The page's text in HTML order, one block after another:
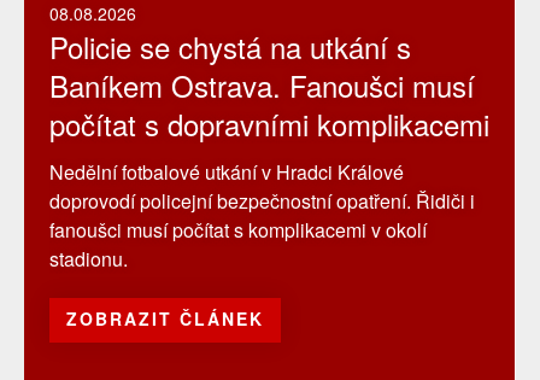
08.08.2026
Policie se chystá na utkání s
Baníkem Ostrava. Fanoušci musí
počítat s dopravními komplikacemi
Nedělní fotbalové utkání v Hradci Králové
doprovodí policejní bezpečnostní opatření. Řidiči i
fanoušci musí počítat s komplikacemi v okolí
stadionu.
ZOBRAZIT ČLÁNEK